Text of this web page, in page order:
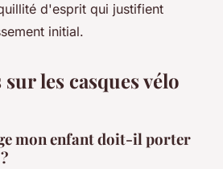
d'esprit qui justifient
initial.
les casques vélo
mon enfant doit-il porter